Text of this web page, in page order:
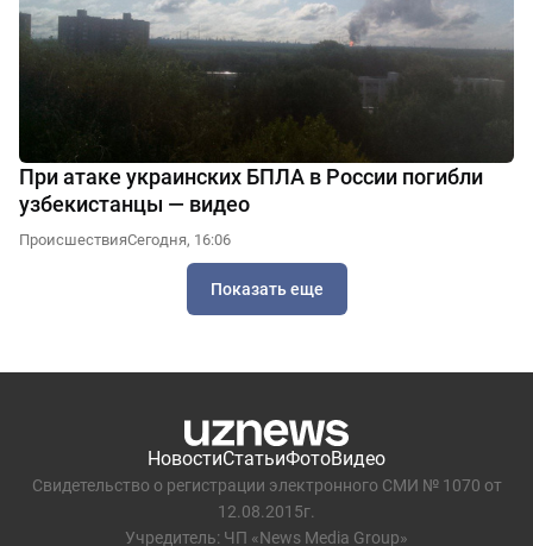
При атаке украинских БПЛА в России погибли
узбекистанцы — видео
ПроисшествияСегодня, 16:06
Показать еще
НовостиСтатьиФотоВидео
Свидетельство о регистрации электронного СМИ № 1070 от
12.08.2015г.
Учредитель: ЧП «News Media Group»